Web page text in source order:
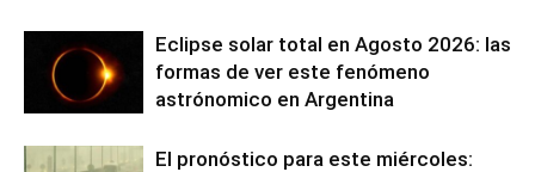
Eclipse solar total en Agosto 2026: las
formas de ver este fenómeno
astrónomico en Argentina
El pronóstico para este miércoles: